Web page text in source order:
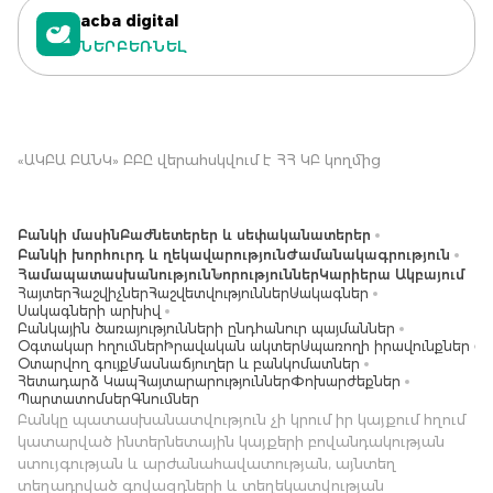
acba digital
ՆԵՐԲԵՌՆԵԼ
«ԱԿԲԱ ԲԱՆԿ» ԲԲԸ վերահսկվում է ՀՀ ԿԲ կողմից
Բանկի մասինԲաժնետերեր և սեփականատերեր
Բանկի խորհուրդ և ղեկավարությունԺամանակագրություն
ՀամապատասխանությունՆորություններԿարիերա Ակբայում
ՀայտերՀաշվիչներՀաշվետվություններՍակագներ
Սակագների արխիվ
Բանկային ծառայությունների ընդհանուր պայմաններ
Օգտակար հղումներ Իրավական ակտերՍպառողի իրավունքներ
Օտարվող գույքՄասնաճյուղեր և բանկոմատներ
Հետադարձ ԿապՀայտարարություններՓոխարժեքներ
ՊարտատոմսերԳնումներ
Բանկը պատասխանատվություն չի կրում իր կայքում հղում
կատարված ինտերնետային կայքերի բովանդակության
ստույգության և արժանահավատության, այնտեղ
տեղադրված գովազդների և տեղեկատվության